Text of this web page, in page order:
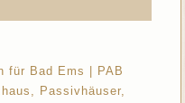
für Bad Ems | PAB
Passivhäuser,